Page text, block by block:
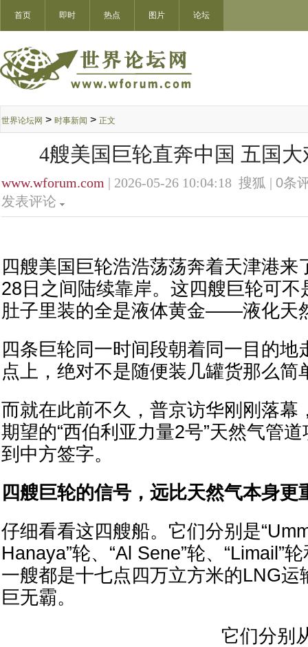
首页 即时 热点 图片 论坛
世界论坛网 > 时事新闻 > 正文
4艘美国巨轮直奔中国 五国
www.wforum.com | 2026-05-26 10:04:18 搜狐 | 0条
发表评论
四艘美国巨轮浩浩荡荡奔着天津港来
28日之间陆续靠岸。这四艘巨轮可不
肚子里装的全是液体黄金——液化天
四条巨轮同一时间段朝着同一目的地
点上，绝对不是随便装几罐货那么简
而就在此前不久，普京访华刚刚落幕
期望的“西伯利亚力量2号”天然气管
到中方签字。
四艘巨轮的信号，远比天然气本身更
仔细看看这四艘船。它们分别是
Hanaya”轮、“Al Sene”轮、“Limail”
一艘都是十七点四万立方米的LNG运
巨无霸。
它们分别